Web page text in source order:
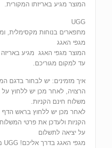
המוצר מגיע באריזתו המקורית.
UGG
מתפארים בנוחות מקסימלית,
מגפי האגג
המוצר מגפי האגג מגיע
עד למקום מגוריכם.
איך מזמינים: יש לבחור בדגם
משלוח חינם הקניות.
הקניות ולעדכן את פרטי
על יציאה לתשלום
מגפי האגג בדרך אליכם! UGG מגפי ה-